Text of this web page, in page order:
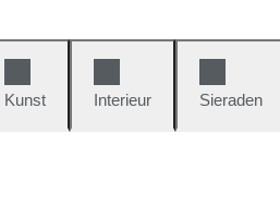
Kunst
Interieur Sieraden